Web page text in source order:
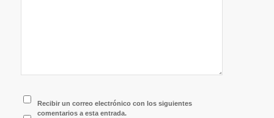
Recibir un correo electrónico con los siguientes
comentarios a esta entrada.